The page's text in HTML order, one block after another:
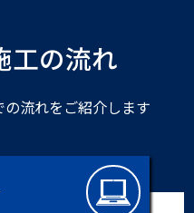
工の流れ
流れをご紹介します